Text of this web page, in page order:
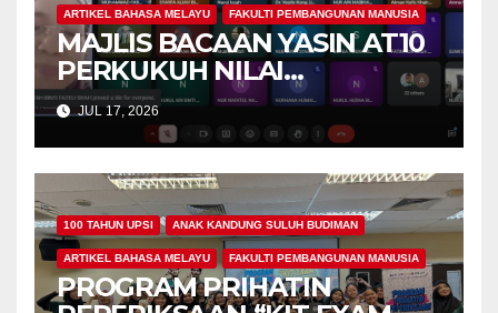
ARTIKEL BAHASA MELAYU FAKULTI PEMBANGUNAN MANUSIA
MAJLIS BACAAN YASIN AT10
PERKUKUH NILAI
KEROHANIAN,
KEPRIHATINAN DAN
UKHUWAH MAHASISWA
PROGRAM PENDIDIKAN
KHAS
JUL 17, 2026
100 TAHUN UPSI ANAK KANDUNG SULUH BUDIMAN
ARTIKEL BAHASA MELAYU FAKULTI PEMBANGUNAN MANUSIA
PROGRAM PRIHATIN